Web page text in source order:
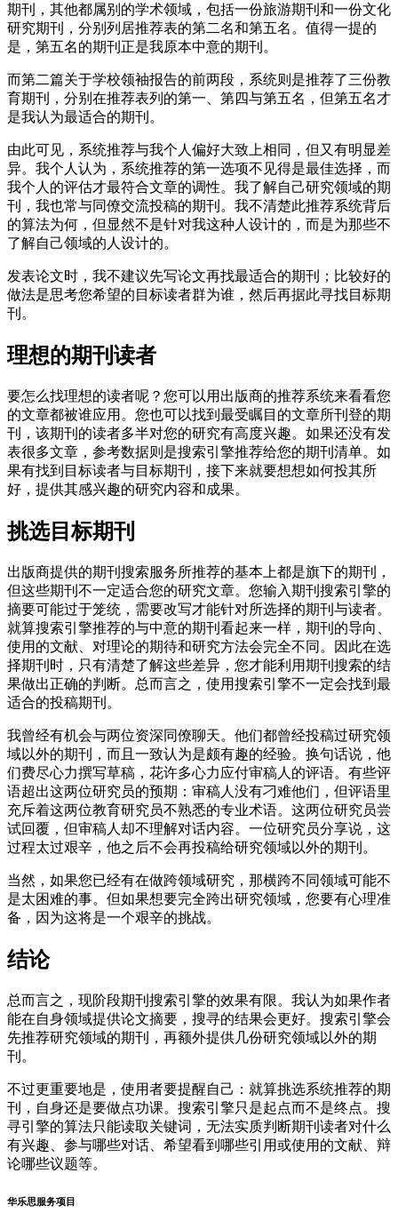
期刊，其他都属别的学术领域，包括一份旅游期刊和一份文化
研究期刊，分别列居推荐表的第二名和第五名。值得一提的
是，第五名的期刊正是我原本中意的期刊。
而第二篇关于学校领袖报告的前两段，系统则是推荐了三份教
育期刊，分别在推荐表列的第一、第四与第五名，但第五名才
是我认为最适合的期刊。
由此可见，系统推荐与我个人偏好大致上相同，但又有明显差
异。我个人认为，系统推荐的第一选项不见得是最佳选择，而
我个人的评估才最符合文章的调性。我了解自己研究领域的期
刊，我也常与同僚交流投稿的期刊。我不清楚此推荐系统背后
的算法为何，但显然不是针对我这种人设计的，而是为那些不
了解自己领域的人设计的。
发表论文时，我不建议先写论文再找最适合的期刊；比较好的
做法是思考您希望的目标读者群为谁，然后再据此寻找目标期
刊。
理想的期刊读者
要怎么找理想的读者呢？您可以用出版商的推荐系统来看看您
的文章都被谁应用。您也可以找到最受瞩目的文章所刊登的期
刊，该期刊的读者多半对您的研究有高度兴趣。如果还没有发
表很多文章，参考数据则是搜索引擎推荐给您的期刊清单。如
果有找到目标读者与目标期刊，接下来就要想想如何投其所
好，提供其感兴趣的研究内容和成果。
挑选目标期刊
出版商提供的期刊搜索服务所推荐的基本上都是旗下的期刊，
但这些期刊不一定适合您的研究文章。您输入期刊搜索引擎的
摘要可能过于笼统，需要改写才能针对所选择的期刊与读者。
就算搜索引擎推荐的与中意的期刊看起来一样，期刊的导向、
使用的文献、对理论的期待和研究方法会完全不同。因此在选
择期刊时，只有清楚了解这些差异，您才能利用期刊搜索的结
果做出正确的判断。总而言之，使用搜索引擎不一定会找到最
适合的投稿期刊。
我曾经有机会与两位资深同僚聊天。他们都曾经投稿过研究领
域以外的期刊，而且一致认为是颇有趣的经验。换句话说，他
们费尽心力撰写草稿，花许多心力应付审稿人的评语。有些评
语超出这两位研究员的预期：审稿人没有刁难他们，但评语里
充斥着这两位教育研究员不熟悉的专业术语。这两位研究员尝
试回覆，但审稿人却不理解对话内容。一位研究员分享说，这
过程太过艰辛，他之后不会再投稿给研究领域以外的期刊。
当然，如果您已经有在做跨领域研究，那横跨不同领域可能不
是太困难的事。但如果想要完全跨出研究领域，您要有心理准
备，因为这将是一个艰辛的挑战。
结论
总而言之，现阶段期刊搜索引擎的效果有限。我认为如果作者
能在自身领域提供论文摘要，搜寻的结果会更好。搜索引擎会
先推荐研究领域的期刊，再额外提供几份研究领域以外的期
刊。
不过更重要地是，使用者要提醒自己：就算挑选系统推荐的期
刊，自身还是要做点功课。搜索引擎只是起点而不是终点。搜
寻引擎的算法只能读取关键词，无法实质判断期刊读者对什么
有兴趣、参与哪些对话、希望看到哪些引用或使用的文献、辩
论哪些议题等。
华乐思服务项目